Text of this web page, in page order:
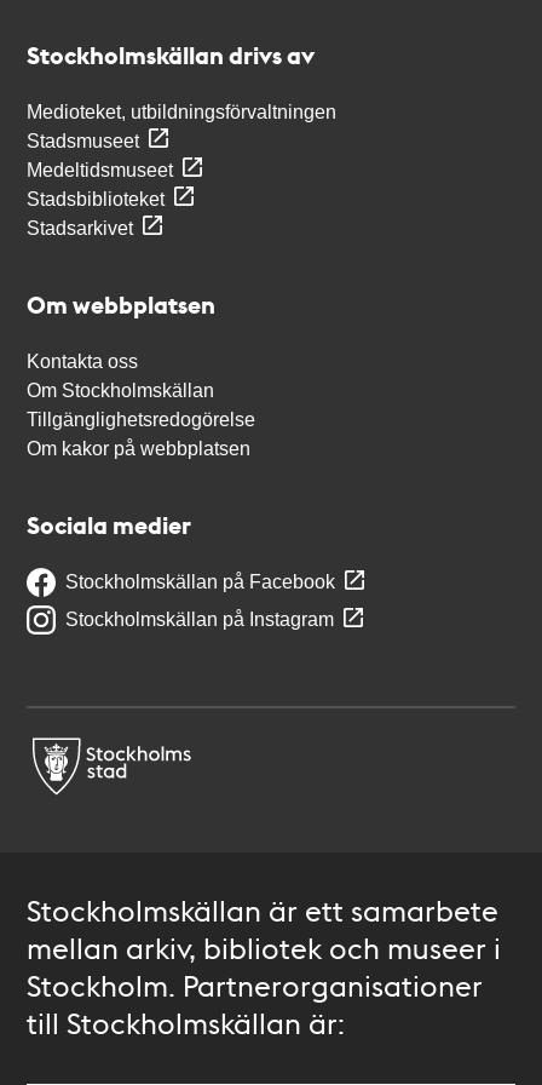
Stockholmskällan drivs av
Medioteket, utbildningsförvaltningen
Stadsmuseet
Medeltidsmuseet
Stadsbiblioteket
Stadsarkivet
Om webbplatsen
Kontakta oss
Om Stockholmskällan
Tillgänglighetsredogörelse
Om kakor på webbplatsen
Sociala medier
Stockholmskällan på Facebook
Stockholmskällan på Instagram
Stockholmskällan är ett samarbete
mellan arkiv, bibliotek och museer i
Stockholm. Partnerorganisationer
till Stockholmskällan är: